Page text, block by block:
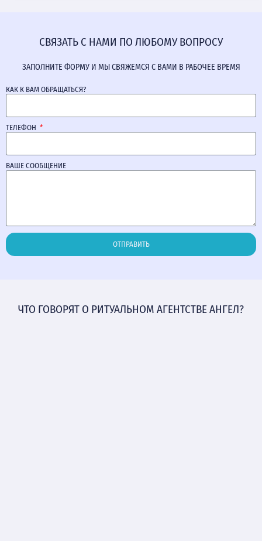
СВЯЗАТЬ С НАМИ ПО ЛЮБОМУ ВОПРОСУ
ЗАПОЛНИТЕ ФОРМУ И МЫ СВЯЖЕМСЯ С ВАМИ В РАБОЧЕЕ ВРЕМЯ
КАК К ВАМ ОБРАЩАТЬСЯ?
ТЕЛЕФОН
ВАШЕ СООБЩЕНИЕ
ОТПРАВИТЬ
ЧТО ГОВОРЯТ О РИТУАЛЬНОМ АГЕНТСТВЕ АНГЕЛ?